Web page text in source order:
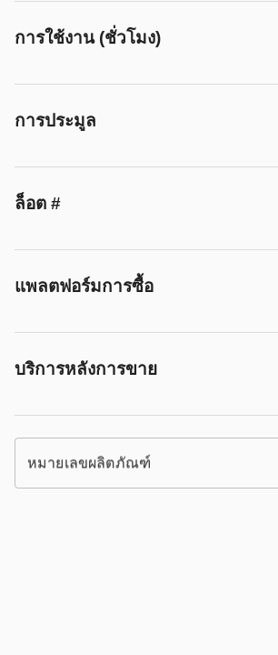
การใช้งาน (ชั่วโมง)
การประมูล
ล็อต #
แพลตฟอร์มการซื้อ
บริการหลังการขาย
หมายเลขผลิตภัณฑ์